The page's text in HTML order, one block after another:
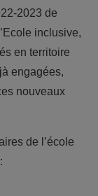
2023 de
inclusive,
en territoire
engagées,
nouveaux
de l’école